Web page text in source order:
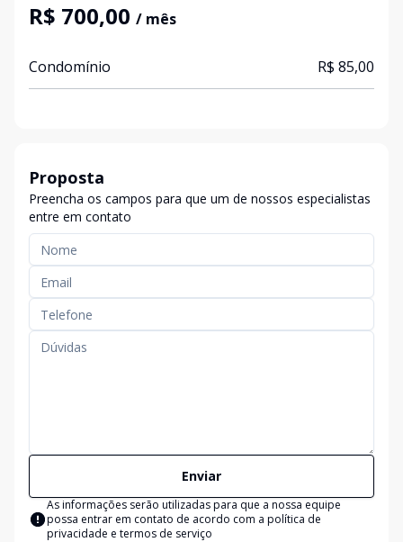
R$ 700,00 / mês
Condomínio R$ 85,00
Proposta
Preencha os campos para que um de nossos especialistas
entre em contato
Enviar
As informações serão utilizadas para que a nossa equipe
possa entrar em contato de acordo com a política de
privacidade e termos de serviço